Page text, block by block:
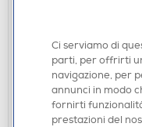
ACCESSORI HOME
PYRAMID -
Upside RK38887C
€ 2,90
Ci serviamo di
parti, per offrirti
navigazione, per
annunci in modo
fornirti
prestazioni del